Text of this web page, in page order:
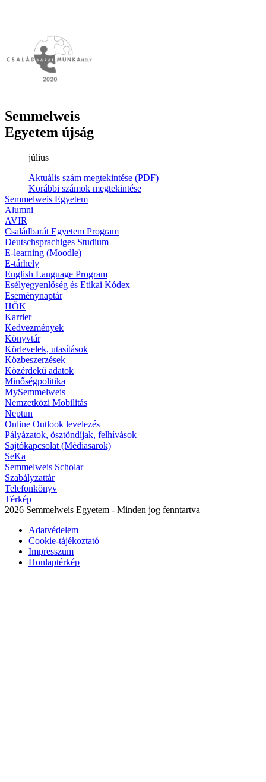
Semmelweis
Egyetem újság
július
Aktuális szám megtekintése (PDF)
Korábbi számok megtekintése
Semmelweis Egyetem
Alumni
AVIR
Családbarát Egyetem Program
Deutschsprachiges Studium
E-learning (Moodle)
E-tárhely
English Language Program
Esélyegyenlőség és Etikai Kódex
Eseménynaptár
HÖK
Karrier
Kedvezmények
Könyvtár
Körlevelek, utasítások
Közbeszerzések
Közérdekű adatok
Minőségpolitika
MySemmelweis
Nemzetközi Mobilitás
Neptun
Online Outlook levelezés
Pályázatok, ösztöndíjak, felhívások
Sajtókapcsolat (Médiasarok)
SeKa
Semmelweis Scholar
Szabályzattár
Telefonkönyv
Térkép
2026 Semmelweis Egyetem - Minden jog fenntartva
Adatvédelem
Cookie-tájékoztató
Impresszum
Honlaptérkép